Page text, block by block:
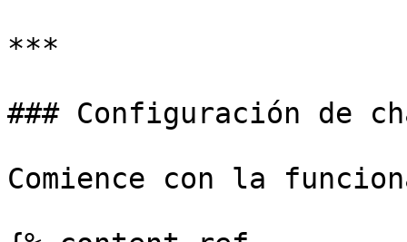
***
### Configuración de
Comience con la